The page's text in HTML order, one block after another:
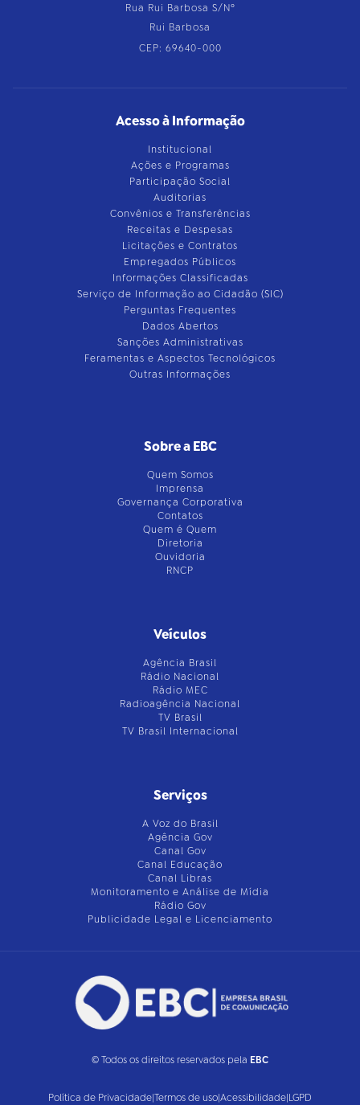
Rua Rui Barbosa S/Nº
Rui Barbosa
CEP: 69640-000
Acesso à Informação
Institucional
Ações e Programas
Participação Social
Auditorias
Convênios e Transferências
Receitas e Despesas
Licitações e Contratos
Empregados Públicos
Informações Classificadas
Serviço de Informação ao Cidadão (SIC)
Perguntas Frequentes
Dados Abertos
Sanções Administrativas
Feramentas e Aspectos Tecnológicos
Outras Informações
Sobre a EBC
Quem Somos
Imprensa
Governança Corporativa
Contatos
Quem é Quem
Diretoria
Ouvidoria
RNCP
Veículos
Agência Brasil
Rádio Nacional
Rádio MEC
Radioagência Nacional
TV Brasil
TV Brasil Internacional
Serviços
A Voz do Brasil
Agência Gov
Canal Gov
Canal Educação
Canal Libras
Monitoramento e Análise de Mídia
Rádio Gov
Publicidade Legal e Licenciamento
© Todos os direitos reservados pela EBC
Política de Privacidade|Termos de uso|Acessibilidade|LGPD